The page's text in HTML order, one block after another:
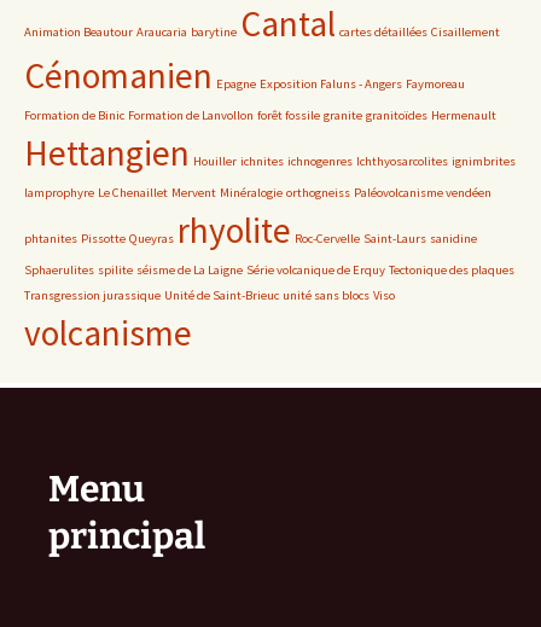
Animation Beautour Araucaria barytine Cantal cartes détaillées Cisaillement
Cénomanien Epagne Exposition Faluns - Angers Faymoreau
Formation de Binic Formation de Lanvollon forêt fossile granite granitoïdes Hermenault
Hettangien Houiller ichnites ichnogenres Ichthyosarcolites ignimbrites
lamprophyre Le Chenaillet Mervent Minéralogie orthogneiss Paléovolcanisme vendéen
phtanites Pissotte Queyras rhyolite Roc-Cervelle Saint-Laurs sanidine
Sphaerulites spilite séisme de La Laigne Série volcanique de Erquy Tectonique des plaques
Transgression jurassique Unité de Saint-Brieuc unité sans blocs Viso
volcanisme
Menu
principal